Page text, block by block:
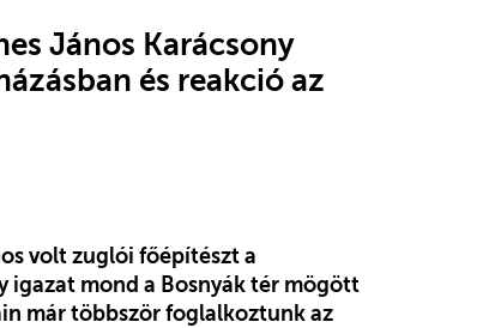
János Karácsony
és reakció az
volt zuglói főépítészt a
mond a Bosnyák tér mögött
már többször foglalkoztunk az